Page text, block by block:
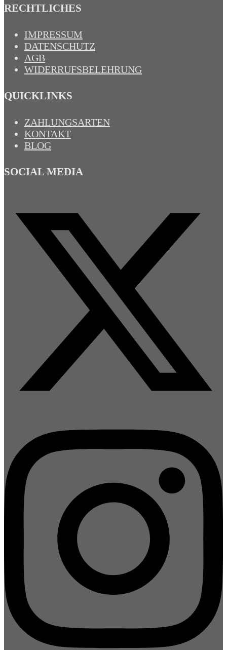
RECHTLICHES
IMPRESSUM
DATENSCHUTZ
AGB
WIDERRUFSBELEHRUNG
QUICKLINKS
ZAHLUNGSARTEN
KONTAKT
BLOG
SOCIAL MEDIA